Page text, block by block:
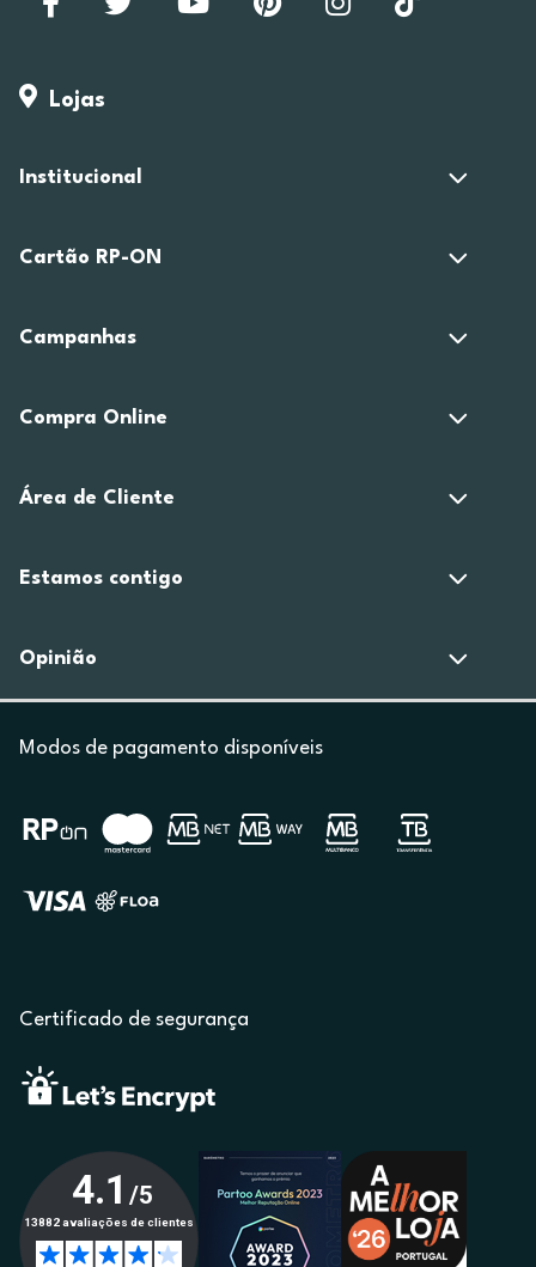
Lojas
Institucional
Cartão RP-ON
Campanhas
Compra Online
Área de Cliente
Estamos contigo
Opinião
Modos de pagamento disponíveis
Certificado de segurança